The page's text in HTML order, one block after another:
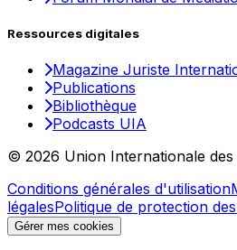
Ressources digitales
Magazine Juriste
Publications
Bibliothèque
Podcasts UIA
© 2026 Union Internationale des
Conditions générales d'utilisation
légalesPolitique de protection
Gérer mes cookies